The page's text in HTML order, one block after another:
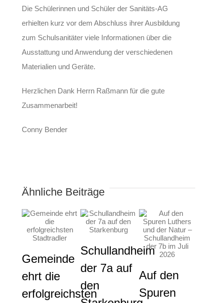
Die Schülerinnen und Schüler der Sanitäts-AG
erhielten kurz vor dem Abschluss ihrer Ausbildung
zum Schulsanitäter viele Informationen über die
Ausstattung und Anwendung der verschiedenen
Materialien und Geräte.
Herzlichen Dank Herrn Raßmann für die gute
Zusammenarbeit!
Conny Bender
Ähnliche Beiträge
Gemeinde
ehrt die
erfolgreichsten
Schullandheim
der 7a auf
den
Auf den
Spuren